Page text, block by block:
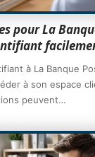
pour La
à La Banque
à son espace
peuvent…